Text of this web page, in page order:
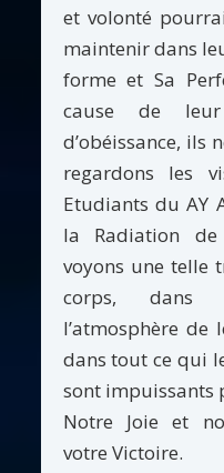
et volonté
maintenir dans
forme et Sa
cause de leur
d’obéissance, ils
regardons les
Etudiants du AY
la Radiation de
voyons une telle
corps, dans
l’atmosphère de
dans tout ce qui
sont impuissants
Notre Joie et
votre Victoire.